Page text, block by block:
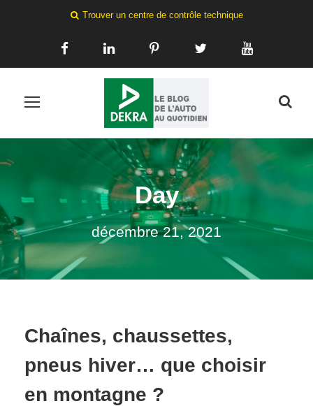
Trouver un centre de contrôle technique
Day
décembre 21, 2021
Chaînes, chaussettes,
pneus hiver… que choisir
en montagne ?